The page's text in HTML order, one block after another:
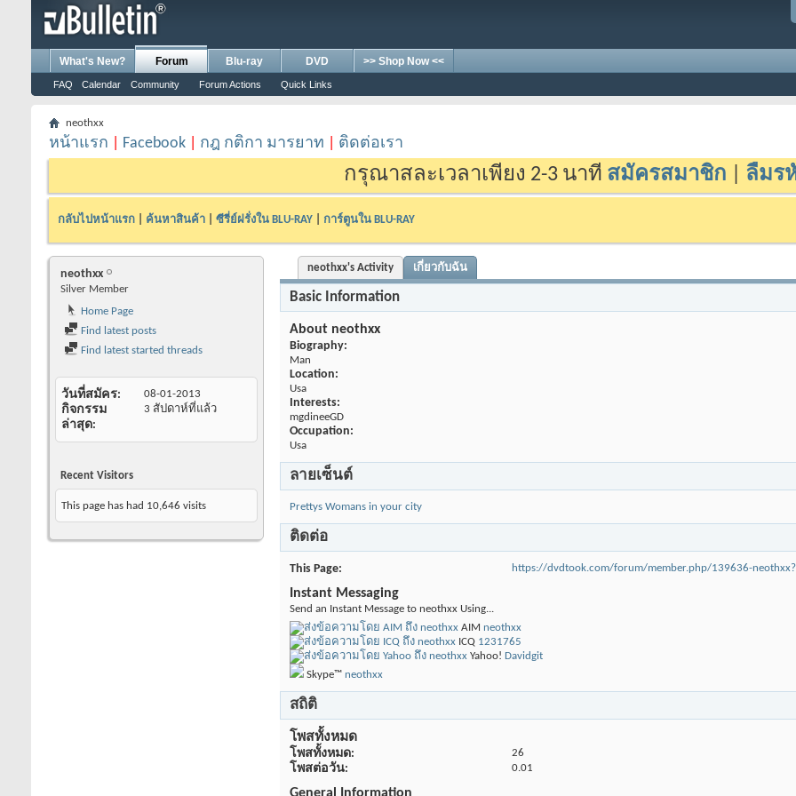
What's New? Forum
FAQ Calendar Community Forum Actions Quick Links
Blu-ray DVD >> Shop Now <<
neothxx
หน้าแรก Facebook กฎ กติกา มารยาท ติดต่อเรา
กรุณาสละเวลาเพียง 2-3 นาที สมัครสมาชิก ลืมร
กลับไปหน้าแรก ค้นหาสินค้า ซีรี่ย์ฝรั่งใน BLU-RAY การ์ตูนใน BLU-RAY
neothxx
Silver Member
Home Page
Find latest posts
Find latest started threads
วันที่สมัคร 08-01-2013
กิจกรรม
ล่าสุด
3 สัปดาห์ที่แล้ว
Recent Visitors
This page has had 10,646 visits
neothxx's Activity เกี่ยวกับฉัน
Basic Information
About neothxx
Biography:
Man
Location:
Usa
Interests:
mgdineeGD
Occupation:
Usa
ลายเซ็นต์
Prettys Womans in your city
ติดต่อ
This Page https://dvdtook.com/forum/member.php/139636-
Instant Messaging
Send an Instant Message to neothxx Using...
AIM neothxx
ICQ 1231765
Yahoo! Davidgit
Skype™ neothxx
สถิติ
โพสทั้งหมด
โพสทั้งหมด 26
โพสต่อวัน 0.01